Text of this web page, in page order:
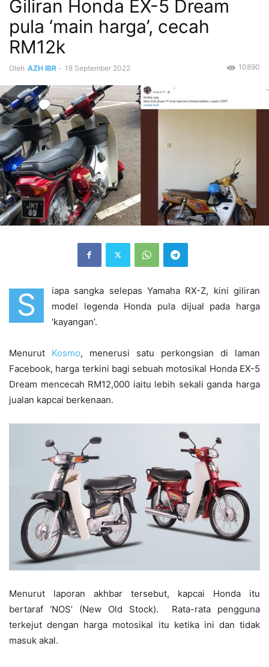
Giliran Honda EX-5 Dream
pula ‘main harga’, cecah
RM12k
Oleh AZH IBR - 18 September 2022 10890
S
iapa sangka selepas Yamaha RX-Z, kini giliran
model legenda Honda pula dijual pada harga
‘kayangan’.
Menurut Kosmo, menerusi satu perkongsian di laman
Facebook, harga terkini bagi sebuah motosikal Honda EX-5
Dream mencecah RM12,000 iaitu lebih sekali ganda harga
jualan kapcai berkenaan.
Menurut laporan akhbar tersebut, kapcai Honda itu
bertaraf ‘NOS’ (New Old Stock). Rata-rata pengguna
terkejut dengan harga motosikal itu ketika ini dan tidak
masuk akal.